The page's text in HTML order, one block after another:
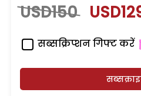
USD150
सब्सक्रिप्शन गिफ्ट करें